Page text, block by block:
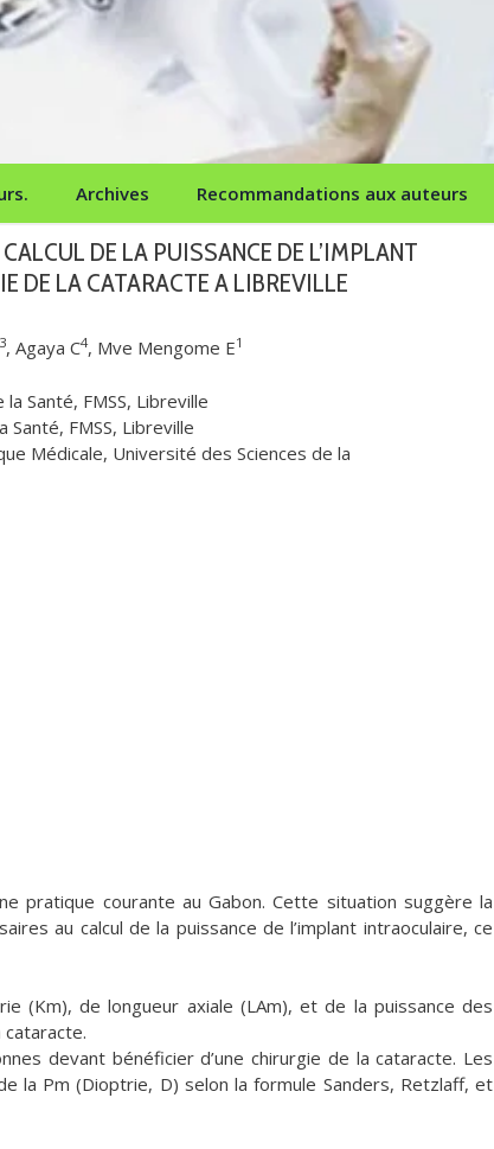
Archives Recommandations aux auteurs
DE LA PUISSANCE DE L’IMPLANT
DE LA CATARACTE A LIBREVILLE
3, Agaya C4, Mve Mengome E1
Santé, FMSS, Libreville
FMSS, Libreville
Médicale, Université des Sciences de la
pratique courante au Gabon. Cette situation suggère la
au calcul de la puissance de l’implant intraoculaire, ce
(Km), de longueur axiale (LAm), et de la puissance des
cataracte.
devant bénéficier d’une chirurgie de la cataracte. Les
la Pm (Dioptrie, D) selon la formule Sanders, Retzlaff, et